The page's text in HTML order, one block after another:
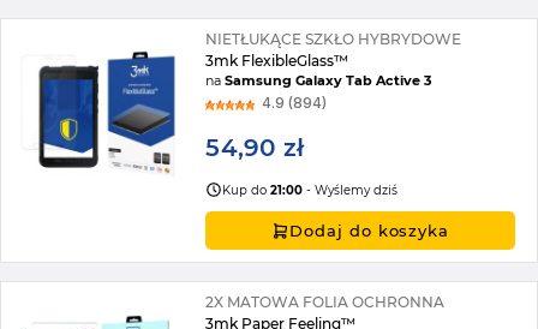
NIETŁUKĄCE SZKŁO HYBRYDOWE
3mk FlexibleGlass™
naSamsung Galaxy Tab Active 3
4.9 (894)
54,90 zł
Kup do21:00 - Wyślemy dziś
Dodaj do koszyka
2X MATOWA FOLIA OCHRONNA
3mk Paper Feeling™